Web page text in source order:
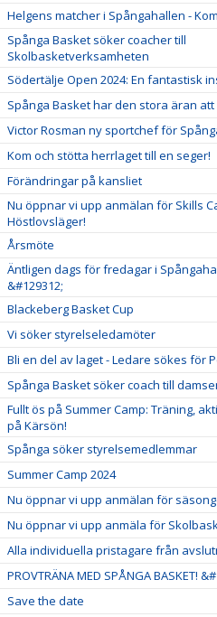
Helgens matcher i Spångahallen -
Spånga Basket söker coacher till
Skolbasketverksamheten
Södertälje Open 2024: En fantastisk
Spånga Basket har den stora äran att
Victor Rosman ny sportchef för
Kom och stötta herrlaget till en seger!
Förändringar på kansliet
Nu öppnar vi upp anmälan för Skills
Höstlovsläger!
Årsmöte
Äntligen dags för fredagar i
&#129312;
Blackeberg Basket Cup
Vi söker styrelseledamöter
Bli en del av laget - Ledare sökes för
Spånga Basket söker coach till
Fullt ös på Summer Camp: Träning,
på Kärsön!
Spånga söker styrelsemedlemmar
Summer Camp 2024
Nu öppnar vi upp anmälan för
Nu öppnar vi upp anmäla för
Alla individuella pristagare från
PROVTRÄNA MED SPÅNGA BASKET!
Save the date